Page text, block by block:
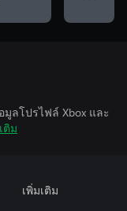
มูลโปรไฟล์ Xbox และ
ติม
เพิ่มเติม